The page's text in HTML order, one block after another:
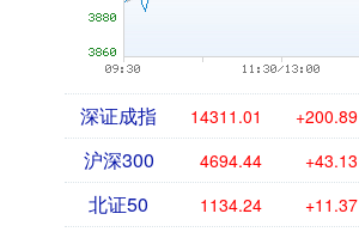
深证成指 14311.01 +200.89
沪深300 4694.44 +43.13
北证50 1134.24 +11.37